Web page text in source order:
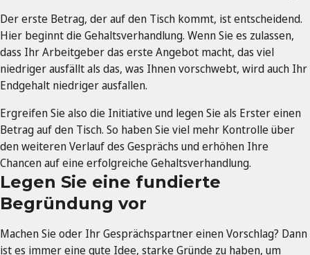
Der erste Betrag, der auf den Tisch kommt, ist entscheidend.
Hier beginnt die Gehaltsverhandlung. Wenn Sie es zulassen,
dass Ihr Arbeitgeber das erste Angebot macht, das viel
niedriger ausfällt als das, was Ihnen vorschwebt, wird auch Ihr
Endgehalt niedriger ausfallen.
Ergreifen Sie also die Initiative und legen Sie als Erster einen
Betrag auf den Tisch. So haben Sie viel mehr Kontrolle über
den weiteren Verlauf des Gesprächs und erhöhen Ihre
Chancen auf eine erfolgreiche Gehaltsverhandlung.
Legen Sie eine fundierte
Begründung vor
Machen Sie oder Ihr Gesprächspartner einen Vorschlag? Dann
ist es immer eine gute Idee, starke Gründe zu haben, um